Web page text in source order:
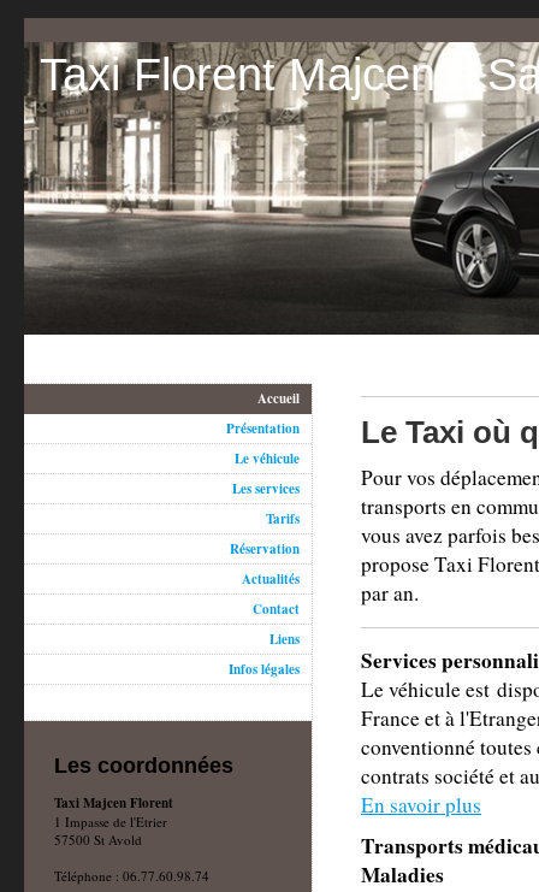
Taxi Florent Majcen à
Le Taxi où
Pour vos
transports en
vous avez parfois
propose Taxi
par an.
Services
Le véhicule est
France et à
conventionné
contrats société et
En savoir plus
Transports
Maladies
Accueil
Présentation
Le véhicule
Les services
Tarifs
Réservation
Actualités
Contact
Liens
Infos légales
Les coordonnées
Taxi Majcen Florent
1 Impasse de l'Etrier
57500 St Avold
Téléphone : 06.77.60.98.74